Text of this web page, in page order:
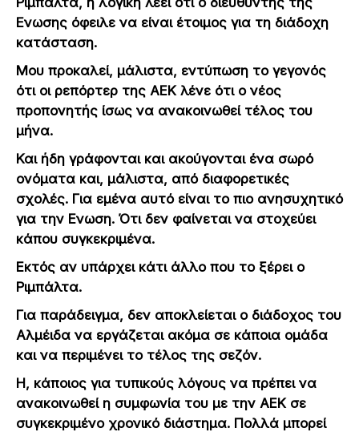
Ενωσης όφειλε να είναι έτοιμος για τη διάδοχη
κατάσταση.
Μου προκαλεί, μάλιστα, εντύπωση το γεγονός
ότι οι ρεπόρτερ της ΑΕΚ λένε ότι ο νέος
προπονητής ίσως να ανακοινωθεί τέλος του
μήνα.
Και ήδη γράφονται και ακούγονται ένα σωρό
ονόματα και, μάλιστα, από διαφορετικές
σχολές. Για εμένα αυτό είναι το πιο ανησυχητικό
για την Ενωση. Ότι δεν φαίνεται να στοχεύει
κάπου συγκεκριμένα.
Εκτός αν υπάρχει κάτι άλλο που το ξέρει ο
Ριμπάλτα.
Για παράδειγμα, δεν αποκλείεται ο διάδοχος του
Αλμέιδα να εργάζεται ακόμα σε κάποια ομάδα
και να περιμένει το τέλος της σεζόν.
Η, κάποιος για τυπικούς λόγους να πρέπει να
ανακοινωθεί η συμφωνία του με την ΑΕΚ σε
συγκεκριμένο χρονικό διάστημα. Πολλά μπορεί